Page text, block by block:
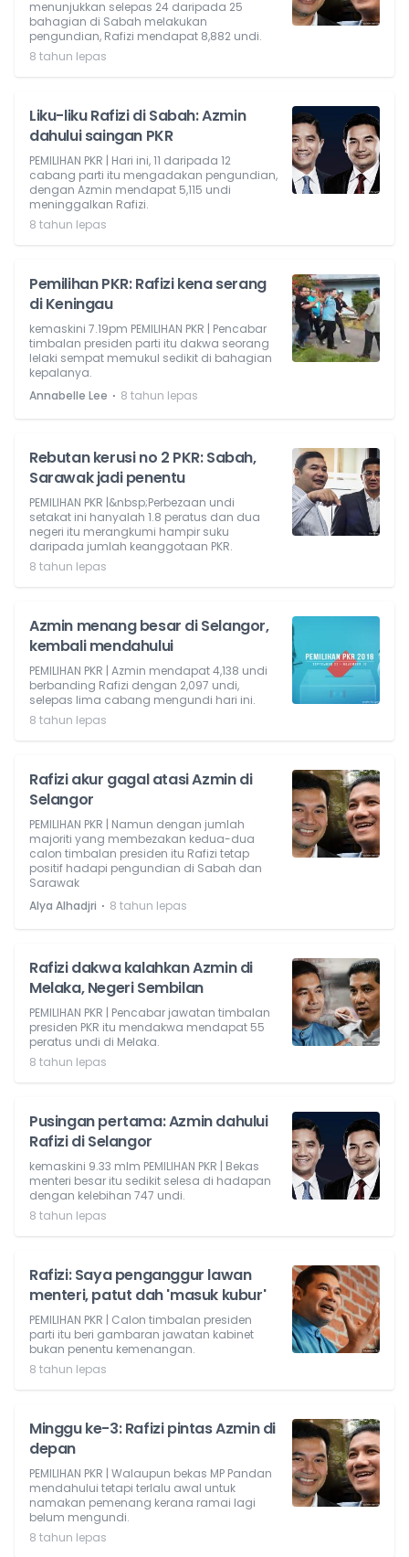
menunjukkan selepas 24 daripada 25
bahagian di Sabah melakukan
pengundian, Rafizi mendapat 8,882 undi.
8 tahun lepas
Liku-liku Rafizi di Sabah: Azmin
dahului saingan PKR
PEMILIHAN PKR | Hari ini, 11 daripada 12
cabang parti itu mengadakan pengundian,
dengan Azmin mendapat 5,115 undi
meninggalkan Rafizi.
8 tahun lepas
Pemilihan PKR: Rafizi kena serang
di Keningau
kemaskini 7.19pm PEMILIHAN PKR | Pencabar
timbalan presiden parti itu dakwa seorang
lelaki sempat memukul sedikit di bahagian
kepalanya.
Annabelle Lee ⋅ 8 tahun lepas
Rebutan kerusi no 2 PKR: Sabah,
Sarawak jadi penentu
PEMILIHAN PKR |&nbsp;Perbezaan undi
setakat ini hanyalah 1.8 peratus dan dua
negeri itu merangkumi hampir suku
daripada jumlah keanggotaan PKR.
8 tahun lepas
Azmin menang besar di Selangor,
kembali mendahului
PEMILIHAN PKR | Azmin mendapat 4,138 undi
berbanding Rafizi dengan 2,097 undi,
selepas lima cabang mengundi hari ini.
8 tahun lepas
Rafizi akur gagal atasi Azmin di
Selangor
PEMILIHAN PKR | Namun dengan jumlah
majoriti yang membezakan kedua-dua
calon timbalan presiden itu Rafizi tetap
positif hadapi pengundian di Sabah dan
Sarawak
Alya Alhadjri ⋅ 8 tahun lepas
Rafizi dakwa kalahkan Azmin di
Melaka, Negeri Sembilan
PEMILIHAN PKR | Pencabar jawatan timbalan
presiden PKR itu mendakwa mendapat 55
peratus undi di Melaka.
8 tahun lepas
Pusingan pertama: Azmin dahului
Rafizi di Selangor
kemaskini 9.33 mlm PEMILIHAN PKR | Bekas
menteri besar itu sedikit selesa di hadapan
dengan kelebihan 747 undi.
8 tahun lepas
Rafizi: Saya penganggur lawan
menteri, patut dah 'masuk kubur'
PEMILIHAN PKR | Calon timbalan presiden
parti itu beri gambaran jawatan kabinet
bukan penentu kemenangan.
8 tahun lepas
Minggu ke-3: Rafizi pintas Azmin di
depan
PEMILIHAN PKR | Walaupun bekas MP Pandan
mendahului tetapi terlalu awal untuk
namakan pemenang kerana ramai lagi
belum mengundi.
8 tahun lepas